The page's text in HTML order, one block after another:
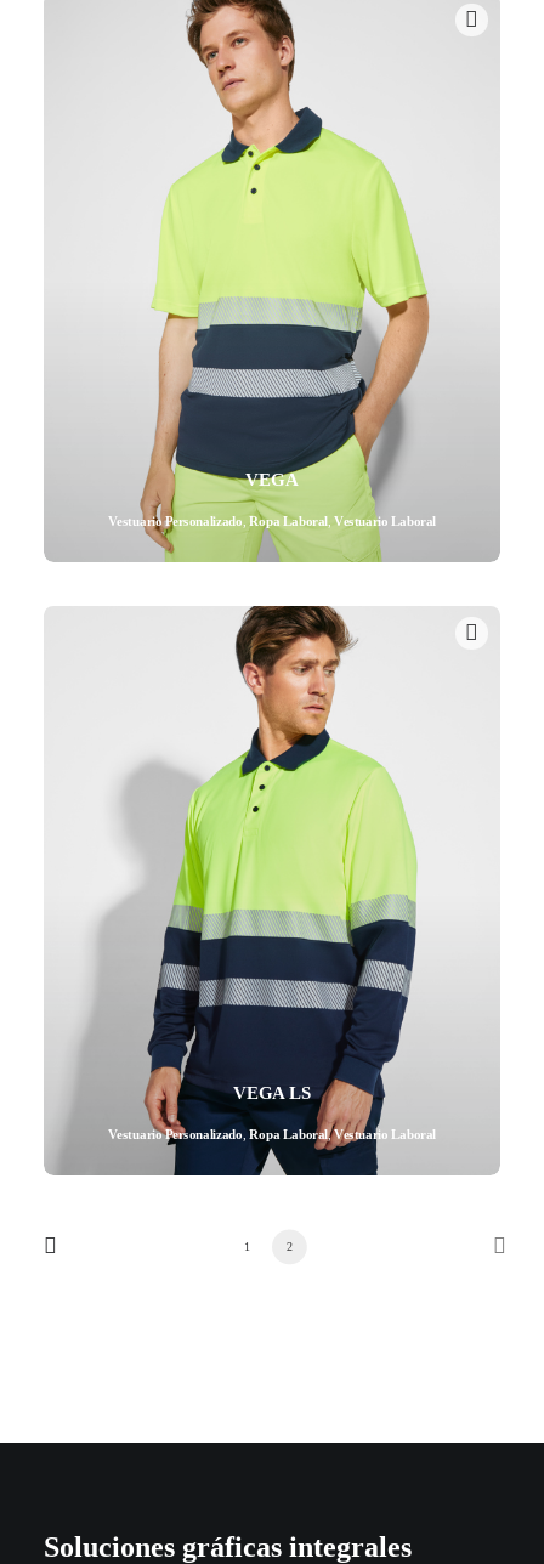
VEGA
Vestuario Personalizado, Ropa Laboral, Vestuario Laboral
VEGA LS
Vestuario Personalizado, Ropa Laboral, Vestuario Laboral
1 2
Soluciones gráficas integrales